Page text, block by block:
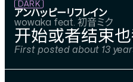
アンハッピーリフレイン
wowaka feat. 初音ミク
DARK
开始或者结束
First posted about 13